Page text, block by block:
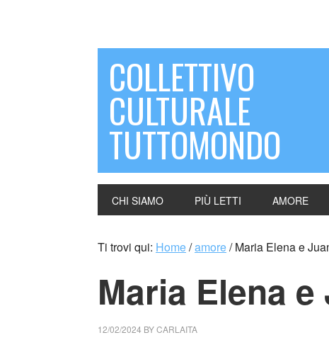
COLLETTIVO
CULTURALE
TUTTOMONDO
CHI SIAMO PIÙ LETTI AMORE
Ti trovi qui: Home/amore/Maria Elena e
Maria Elena
12/02/2024 BYCARLAITA